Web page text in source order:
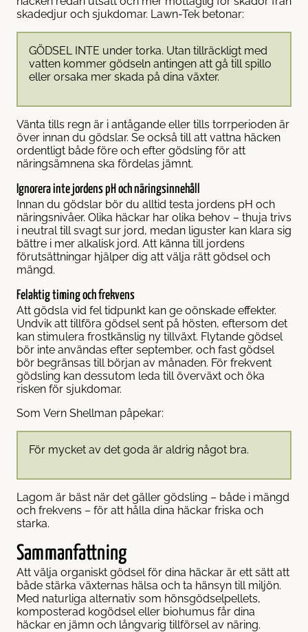
skadedjur och sjukdomar. Lawn-Tek betonar:
GÖDSEL INTE under torka. Utan tillräckligt med
vatten kommer gödseln antingen att gå till spillo
eller orsaka mer skada på dina växter.
Vänta tills regn är i antågande eller tills torrperioden är
över innan du gödslar. Se också till att vattna häcken
ordentligt både före och efter gödsling för att
näringsämnena ska fördelas jämnt.
Ignorera inte jordens pH och näringsinnehåll
Innan du gödslar bör du alltid testa jordens pH och
näringsnivåer. Olika häckar har olika behov – thuja trivs
i neutral till svagt sur jord, medan liguster kan klara sig
bättre i mer alkalisk jord. Att känna till jordens
förutsättningar hjälper dig att välja rätt gödsel och
mängd.
Felaktig timing och frekvens
Att gödsla vid fel tidpunkt kan ge oönskade effekter.
Undvik att tillföra gödsel sent på hösten, eftersom det
kan stimulera frostkänslig ny tillväxt. Flytande gödsel
bör inte användas efter september, och fast gödsel
bör begränsas till början av månaden. För frekvent
gödsling kan dessutom leda till överväxt och öka
risken för sjukdomar.
Som Vern Shellman påpekar:
För mycket av det goda är aldrig något bra.
Lagom är bäst när det gäller gödsling – både i mängd
och frekvens – för att hålla dina häckar friska och
starka.
Sammanfattning
Att välja organiskt gödsel för dina häckar är ett sätt att
både stärka växternas hälsa och ta hänsyn till miljön.
Med naturliga alternativ som hönsgödselpellets,
komposterad kogödsel eller biohumus får dina
häckar en jämn och långvarig tillförsel av näring.